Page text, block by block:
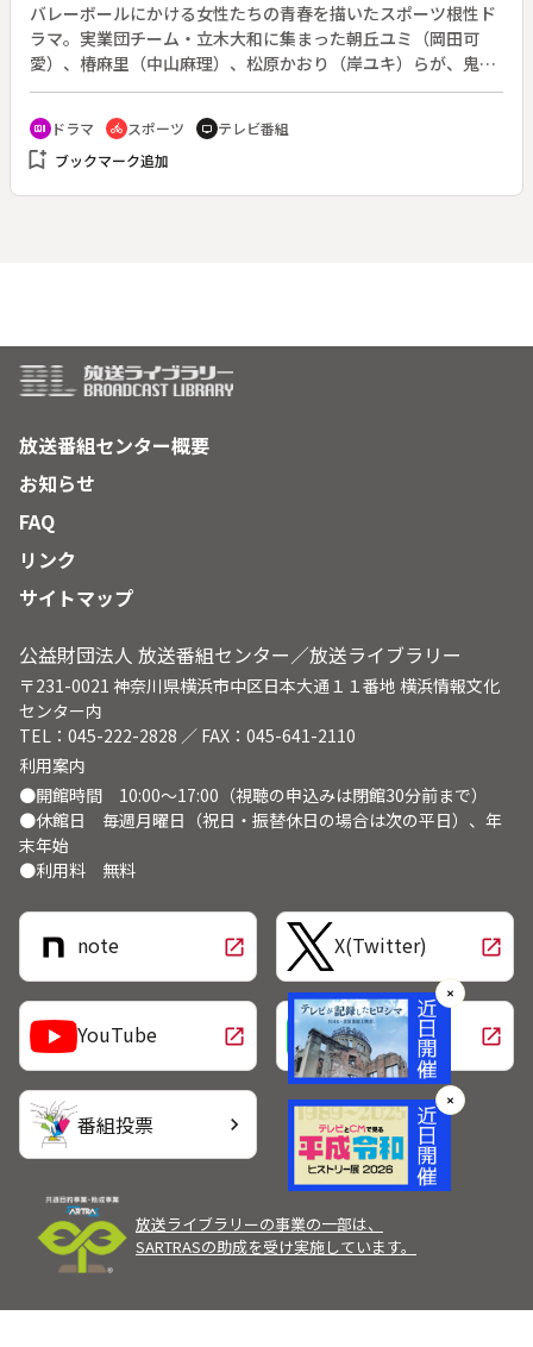
バレーボールにかける女性たちの青春を描いたスポーツ根性ド
ラマ。実業団チーム・立木大和に集まった朝丘ユミ（岡田可
愛）、椿麻里（中山麻理）、松原かおり（岸ユキ）らが、鬼監
督・牧圭介（中山仁）にしごかれながら、ついに日本を代表す
る選手に成長する。原作：神保史郎、望月あきら。少女フレン
ド連載漫画のドラマ化。（１９６９年１０月５日～１９７０年
８月１６日放送、全４５回）◆第１回。城山高校の朝丘ユミは
recent_actors ドラマ directions_bike スポーツ tv テレビ番組
bookmark_add ブックマーク追加
放送番組センター概要
お知らせ
FAQ
リンク
サイトマップ
公益財団法人 放送番組センター／放送ライブラリー
〒231-0021 神奈川県横浜市中区日本大通１１番地 横浜情報文化
センター内
TEL：045-222-2828 ／ FAX：045-641-2110
利用案内
●開館時間 10:00～17:00（視聴の申込みは閉館30分前まで）
●休館日 毎週月曜日（祝日・振替休日の場合は次の平日）、年
末年始
●利用料 無料
note open_in_new X(Twitter) open_in_new
YouTube open_in_new LINE open_in_new
番組投票 chevron_right
放送ライブラリーの事業の一部は、
SARTRASの助成を受け実施しています。
✕
✕